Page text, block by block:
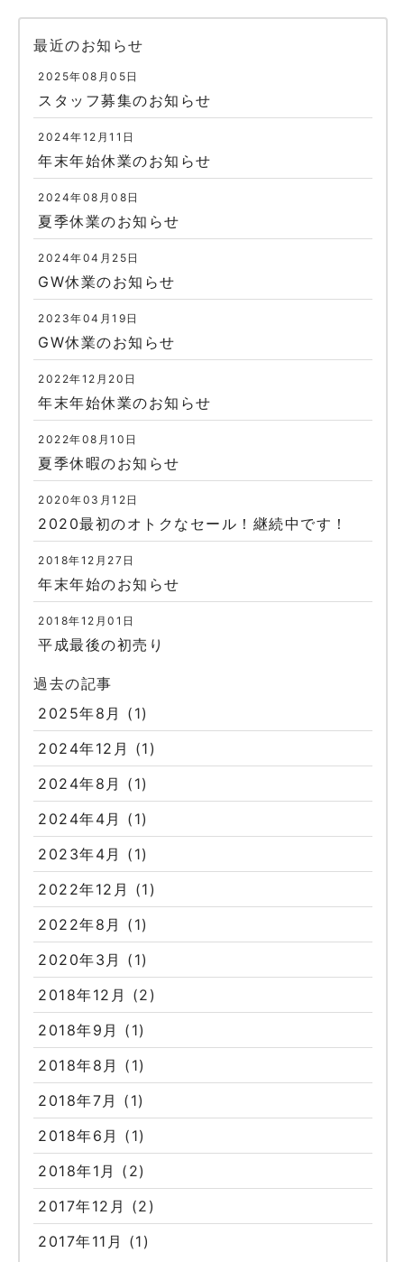
最近のお知らせ
2025年08月05日
スタッフ募集のお知らせ
2024年12月11日
年末年始休業のお知らせ
2024年08月08日
夏季休業のお知らせ
2024年04月25日
GW休業のお知らせ
2023年04月19日
GW休業のお知らせ
2022年12月20日
年末年始休業のお知らせ
2022年08月10日
夏季休暇のお知らせ
2020年03月12日
2020最初のオトクなセール！継続中です！
2018年12月27日
年末年始のお知らせ
2018年12月01日
平成最後の初売り
過去の記事
2025年8月 (1)
2024年12月 (1)
2024年8月 (1)
2024年4月 (1)
2023年4月 (1)
2022年12月 (1)
2022年8月 (1)
2020年3月 (1)
2018年12月 (2)
2018年9月 (1)
2018年8月 (1)
2018年7月 (1)
2018年6月 (1)
2018年1月 (2)
2017年12月 (2)
2017年11月 (1)